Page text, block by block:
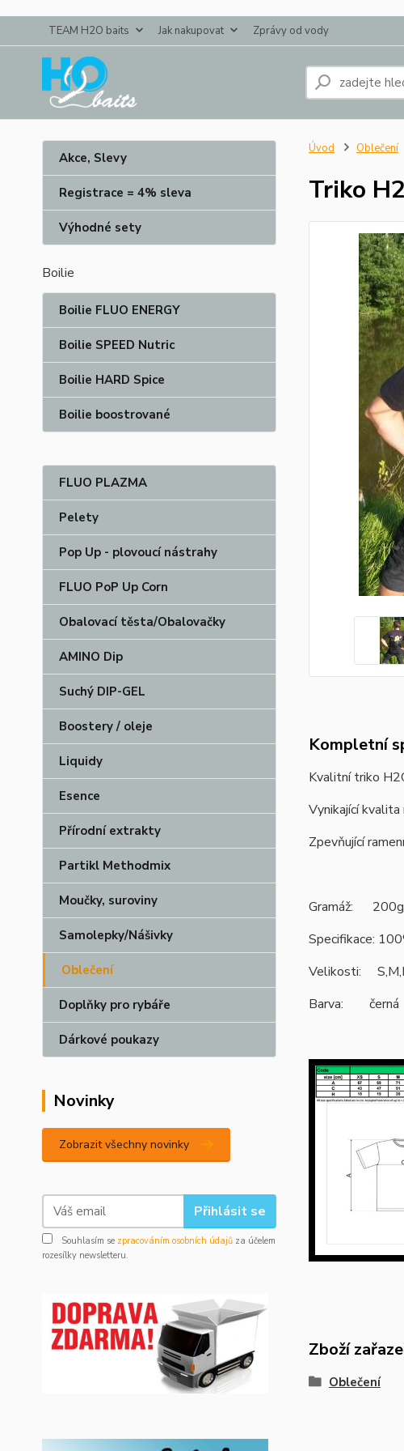
TEAM H2O baits Jak nakupovat Zprávy od vody
Akce, Slevy
Registrace = 4% sleva
Výhodné sety
Boilie
Boilie FLUO ENERGY
Boilie SPEED Nutric
Boilie HARD Spice
Boilie boostrované
FLUO PLAZMA
Pelety
Pop Up - plovoucí nástrahy
FLUO PoP Up Corn
Obalovací těsta/Obalovačky
AMINO Dip
Suchý DIP-GEL
Boostery / oleje
Liquidy
Esence
Přírodní extrakty
Partikl Methodmix
Moučky, suroviny
Samolepky/Nášivky
Oblečení
Doplňky pro rybáře
Dárkové poukazy
Novinky
Zobrazit všechny novinky
Přihlásit se
Souhlasím se zpracováním osobních údajů za účelem
rozesílky newsletteru.
Úvod Oblečení
Triko
Kompletní
Kvalitní triko
Vynikající
Zpevňující
Gramáž:
Specifikace:
Velikosti:
Barva: černá
Zboží
Oblečení